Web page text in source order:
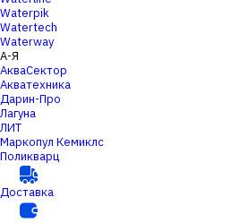
Waterpik
Watertech
Waterway
А-Я
АкваСектор
Акватехника
Дарин-Про
Лагуна
ЛИТ
Маркопул Кемиклс
Поликварц
Доставка